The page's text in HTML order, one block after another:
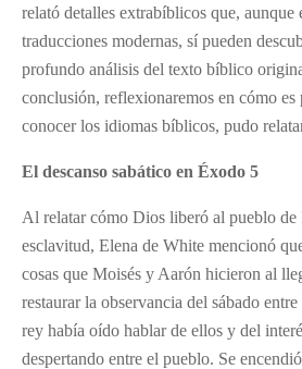
relató detalles extrabíblicos que, aunque
traducciones modernas, sí pueden
profundo análisis del texto bíblico
conclusión, reflexionaremos en cómo es
conocer los idiomas bíblicos, pudo
El descanso sabático en Éxodo 5
Al relatar cómo Dios liberó al pueblo de
esclavitud, Elena de White mencionó
cosas que Moisés y Aarón hicieron al
restaurar la observancia del sábado
rey había oído hablar de ellos y del
despertando entre el pueblo. Se